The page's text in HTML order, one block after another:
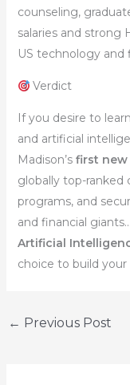
counseling,
salaries and strong
US technology and
Verdict
If you desire to
and artificial
Madison’s first new
globally top-ranked
programs, and
and financial
Artificial
choice to build your
← Previous Post